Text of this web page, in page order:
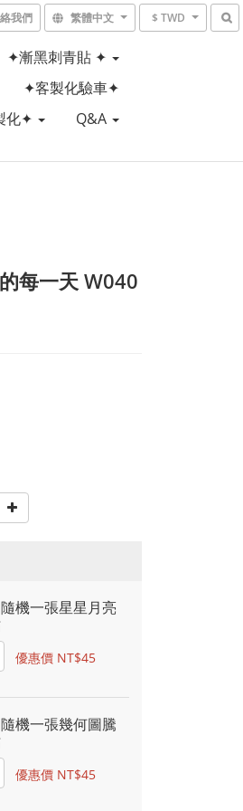
我們 繁體中文 $ TWD
✦漸黑刺青貼 ✦
✦客製化驗車✦
化✦
Q&A
每一天 W040
機一張星星月亮
優惠價 NT$45
機一張幾何圖騰
優惠價 NT$45